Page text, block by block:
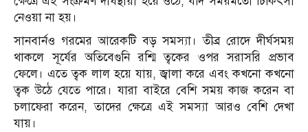
নেওয়া না হয়।
সানবার্নও গরমের আরেকটি বড় সমস্যা। তীব্র রোদে দীর্ঘসময়
থাকলে সূর্যের অতিবেগুনি রশ্মি ত্বকের ওপর সরাসরি প্রভাব
ফেলে। এতে ত্বক লাল হয়ে যায়, জ্বালা করে এবং কখনো কখনো
ত্বক উঠে যেতে পারে। যারা বাইরে বেশি সময় কাজ করেন বা
চলাফেরা করেন, তাদের ক্ষেত্রে এই সমস্যা আরও বেশি দেখা
যায়।